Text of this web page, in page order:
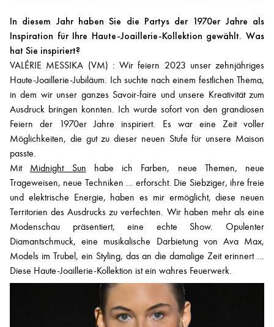
In diesem Jahr haben Sie die Partys der 1970er Jahre als
Inspiration für Ihre Haute-Joaillerie-Kollektion gewählt. Was
hat Sie inspiriert?
VALÉRIE MESSIKA (VM) : Wir feiern 2023 unser zehnjähriges
Haute-Joaillerie-Jubiläum. Ich suchte nach einem festlichen Thema,
in dem wir unser ganzes Savoir-faire und unsere Kreativität zum
Ausdruck bringen konnten. Ich wurde sofort von den grandiosen
Feiern der 1970er Jahre inspiriert. Es war eine Zeit voller
Möglichkeiten, die gut zu dieser neuen Stufe für unsere Maison
passte.
Mit Midnight Sun habe ich Farben, neue Themen, neue
Trageweisen, neue Techniken ... erforscht. Die Siebziger, ihre freie
und elektrische Energie, haben es mir ermöglicht, diese neuen
Territorien des Ausdrucks zu verfechten. Wir haben mehr als eine
Modenschau präsentiert, eine echte Show. Opulenter
Diamantschmuck, eine musikalische Darbietung von Ava Max,
Models im Trubel, ein Styling, das an die damalige Zeit erinnert ...
Diese Haute-Joaillerie-Kollektion ist ein wahres Feuerwerk.